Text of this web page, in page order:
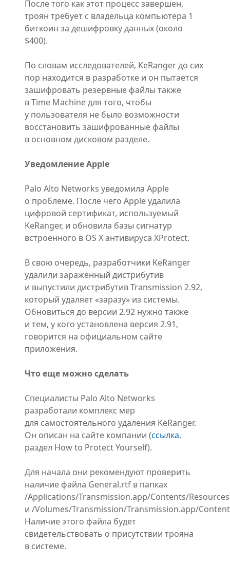
После того как этот процесс завершен,
троян требует с владельца компьютера 1
биткоин за дешифровку данных (около
$400).
По словам исследователей, KeRanger до сих
пор находится в разработке и он пытается
зашифровать резервные файлы также
в Time Machine для того, чтобы
у пользователя не было возможности
восстановить зашифрованные файлы
в основном дисковом разделе.
Уведомление Apple
Palo Alto Networks уведомила Apple
о проблеме. После чего Apple удалила
цифровой сертификат, используемый
KeRanger, и обновила базы сигнатур
встроенного в OS X антивируса XProtect.
В свою очередь, разработчики KeRanger
удалили зараженный дистрибутив
и выпустили дистрибутив Transmission 2.92,
который удаляет «заразу» из системы.
Обновиться до версии 2.92 нужно также
и тем, у кого установлена версия 2.91,
говорится на официальном сайте
приложения.
Что еще можно сделать
Специалисты Palo Alto Networks
разработали комплекс мер
для самостоятельного удаления KeRanger.
Он описан на сайте компании (ссылка,
раздел How to Protect Yourself).
Для начала они рекомендуют проверить
наличие файла General.rtf в папках
/Applications/Transmission.app/Contents/Resources
и /Volumes/Transmission/Transmission.app/
Наличие этого файла будет
свидетельствовать о присутствии трояна
в системе.